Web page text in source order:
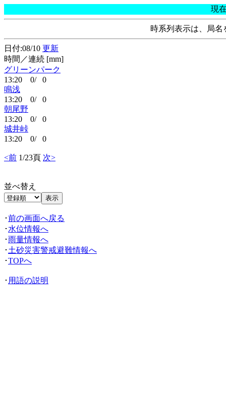
現
時系列表示は、局
日付:08/10 更新
時間／連続 [mm]
グリーンパーク
13:20 0/ 0
鳴浅
13:20 0/ 0
朝尾野
13:20 0/ 0
城井峠
13:20 0/ 0
<前 1/23頁 次>
並べ替え
･前の画面へ戻る
･ 水位情報へ
･雨量情報へ
･ 土砂災害警戒避難情報へ
･TOPへ
･ 用語の説明